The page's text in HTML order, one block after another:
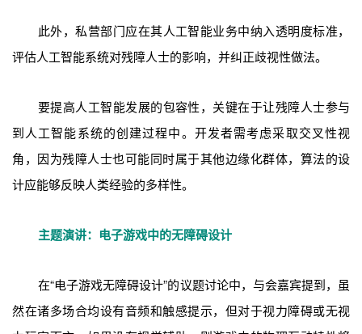
此外，私营部门应在其人工智能业务中纳入透明度标准，
评估人工智能系统对残障人士的影响，并纠正歧视性做法。
要提高人工智能发展的包容性，关键在于让残障人士参与
到人工智能系统的创建过程中。开发者需考虑采取交叉性视
角，因为残障人士也可能同时属于其他边缘化群体，算法的设
计应能够反映人类经验的多样性。
主题演讲：电子游戏中的无障碍设计
在“电子游戏无障碍设计”的议题讨论中，与会嘉宾提到，虽
然在诸多场合均设有音频和触感提示，但对于视力障碍或无视